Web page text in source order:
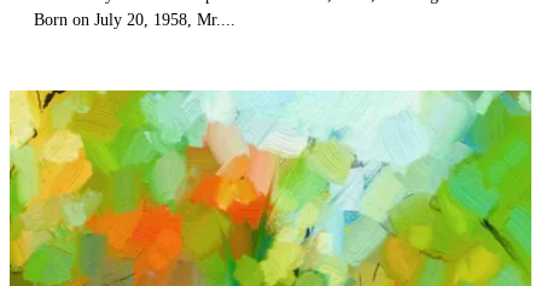
Born on July 20, 1958, Mr....